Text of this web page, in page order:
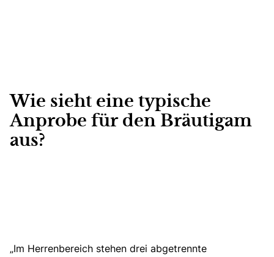
Wie sieht eine typische
Anprobe für den Bräutigam
aus?
„Im Herrenbereich stehen drei abgetrennte